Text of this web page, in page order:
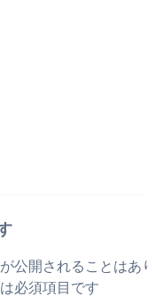
公開されることはあ
必須項目です